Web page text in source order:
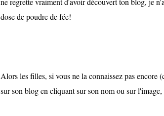
dose de poudre de fée!
Alors les filles, si vous ne la connaissez pas encore
sur son blog en cliquant sur son nom ou sur l'image,